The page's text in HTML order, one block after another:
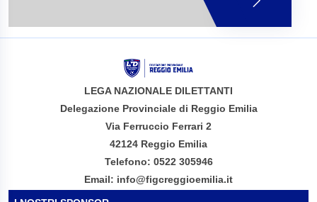
LEGA NAZIONALE DILETTANTI
Delegazione Provinciale di Reggio Emilia
Via Ferruccio Ferrari 2
42124 Reggio Emilia
Telefono: 0522 305946
Email: info@figcreggioemilia.it